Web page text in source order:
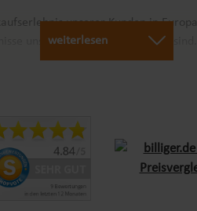
unserer Kunden in
unserer Kunden abgestimmt
Versand und
ist unser Team stets bestrebt,
Engagement für Qualität und
weiterlesen